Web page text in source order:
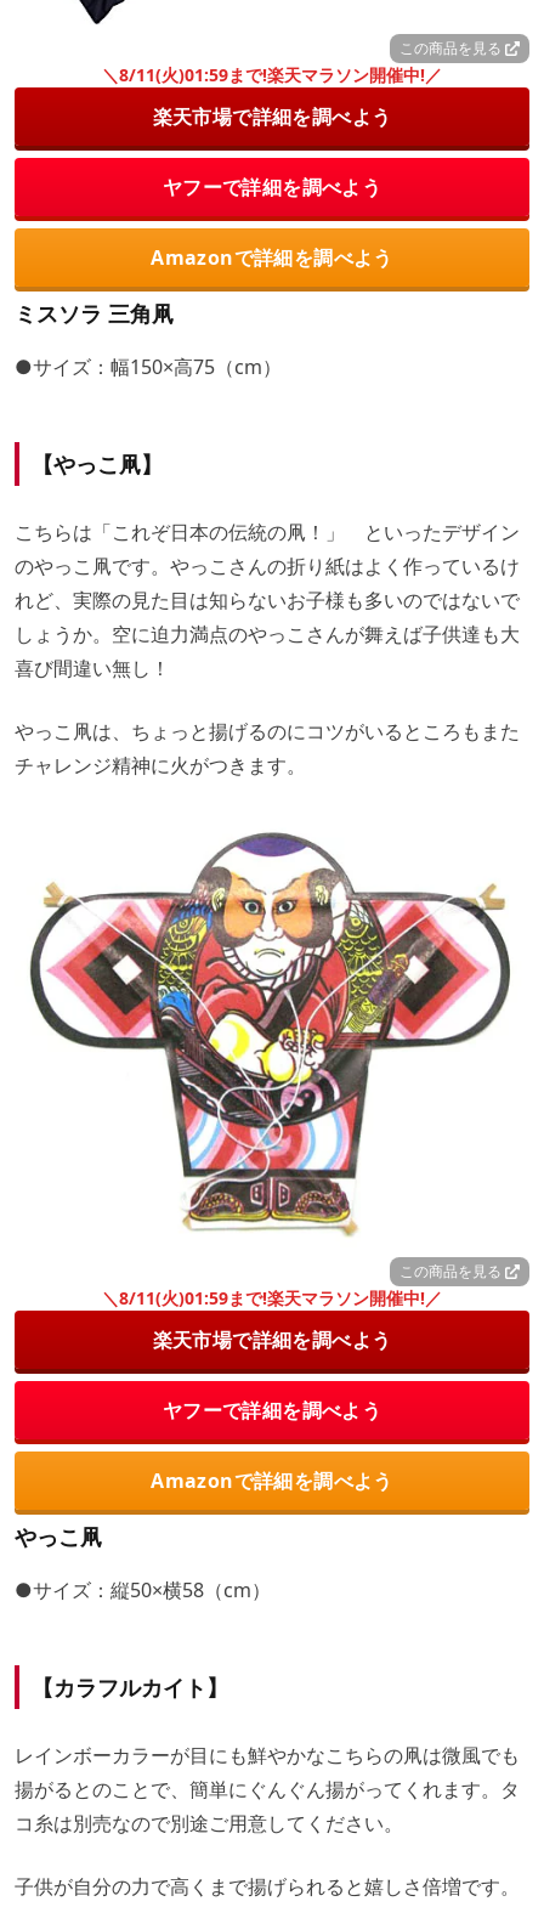
この商品を見る
＼8/11(火)01:59まで!楽天マラソン開催中!／
楽天市場で詳細を調べよう
ヤフーで詳細を調べよう
Amazonで詳細を調べよう
ミスソラ 三角凧
●サイズ：幅150×高75（cm）
【やっこ凧】
こちらは「これぞ日本の伝統の凧！」 といったデザイン
のやっこ凧です。やっこさんの折り紙はよく作っているけ
れど、実際の見た目は知らないお子様も多いのではないで
しょうか。空に迫力満点のやっこさんが舞えば子供達も大
喜び間違い無し！
やっこ凧は、ちょっと揚げるのにコツがいるところもまた
チャレンジ精神に火がつきます。
この商品を見る
＼8/11(火)01:59まで!楽天マラソン開催中!／
楽天市場で詳細を調べよう
ヤフーで詳細を調べよう
Amazonで詳細を調べよう
やっこ凧
●サイズ：縦50×横58（cm）
【カラフルカイト】
レインボーカラーが目にも鮮やかなこちらの凧は微風でも
揚がるとのことで、簡単にぐんぐん揚がってくれます。タ
コ糸は別売なので別途ご用意してください。
子供が自分の力で高くまで揚げられると嬉しさ倍増です。